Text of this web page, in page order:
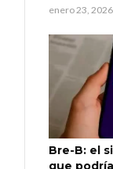
enero 23, 2026
Bre-B: el